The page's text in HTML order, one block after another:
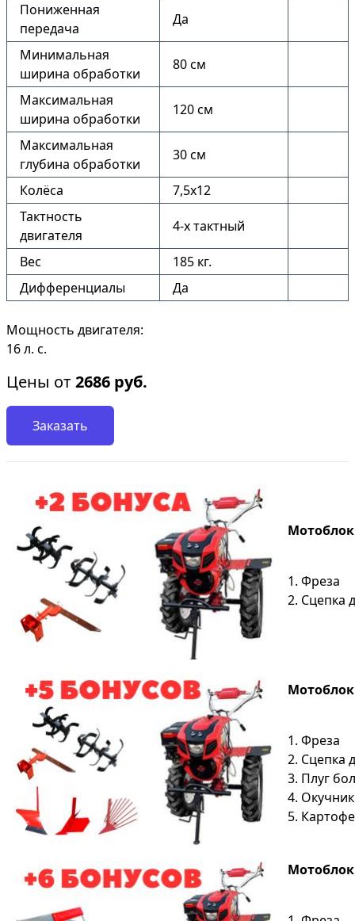
Пониженная
передача
Да
Минимальная
ширина обработки
80 см
Максимальная
ширина обработки
120 см
Максимальная
глубина обработки
30 см
Колёса
7,5х12
Тактность
двигателя
4-х тактный
Вес
185 кг.
Дифференциалы
Да
Мощность двигателя:
16 л. с.
Цены от2686 руб.
Заказать
Мотоблок
1. Фреза
2. Сцепка
Мотоблок
1. Фреза
2. Сцепка
3. Плуг
4. Окучник
5.
Мотоблок